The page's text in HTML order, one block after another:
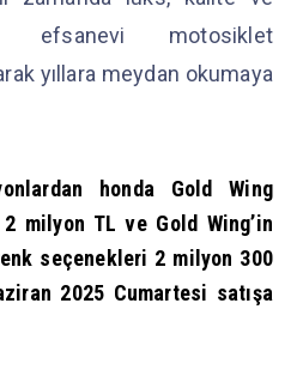
efsanevi motosiklet
yıllara meydan okumaya
honda Gold Wing
milyon TL ve Gold Wing’in
seçenekleri 2 milyon 300
2025 Cumartesi satışa